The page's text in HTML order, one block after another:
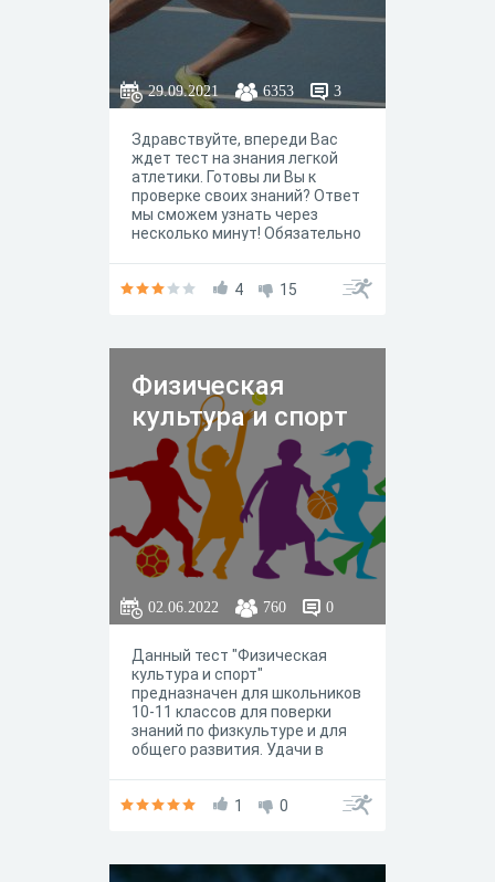
29.09.2021 6353 3
Здравствуйте, впереди Вас
ждет тест на знания легкой
атлетики. Готовы ли Вы к
проверке своих знаний? Ответ
мы сможем узнать через
несколько минут! Обязательно
4 15
Физическая
культура и спорт
02.06.2022 760 0
Данный тест "Физическая
культура и спорт"
предназначен для школьников
10-11 классов для поверки
знаний по физкультуре и для
общего развития. Удачи в
1 0